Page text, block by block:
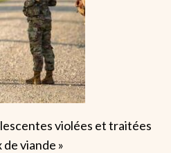
violées et traitées
viande »